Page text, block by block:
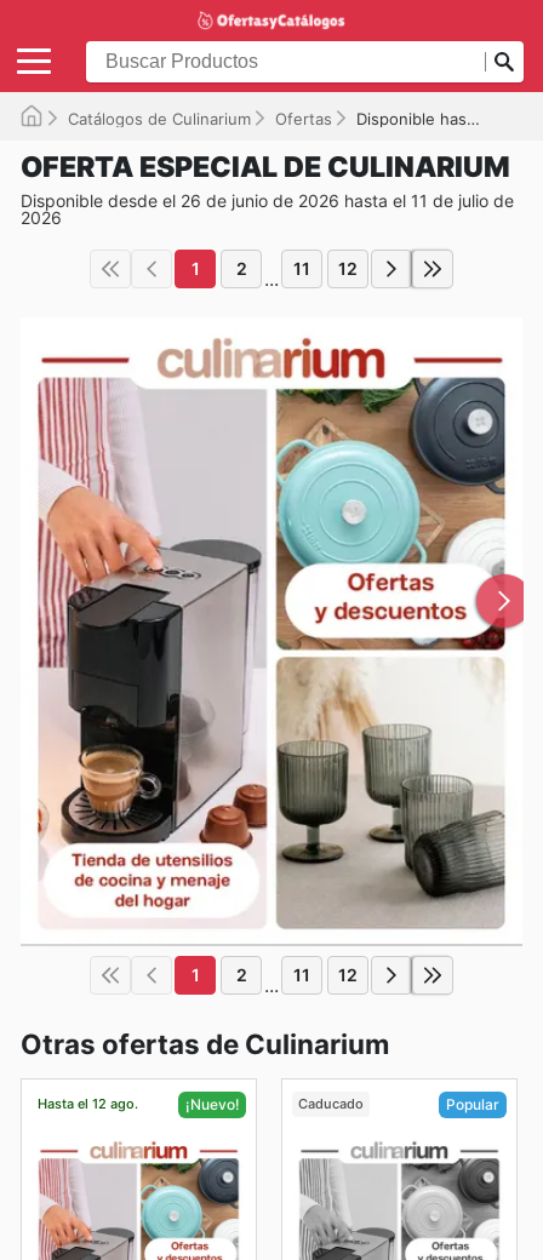
Catálogos de Culinarium Ofertas Disponible hasta el 11/07/2026
OFERTA ESPECIAL DE CULINARIUM
Disponible desde el 26 de junio de 2026 hasta el 11 de julio de
2026
1 2 ... 11 12
1 2 ... 11 12
Otras ofertas de Culinarium
Hasta el 12 ago. ¡Nuevo! Caducado Popular